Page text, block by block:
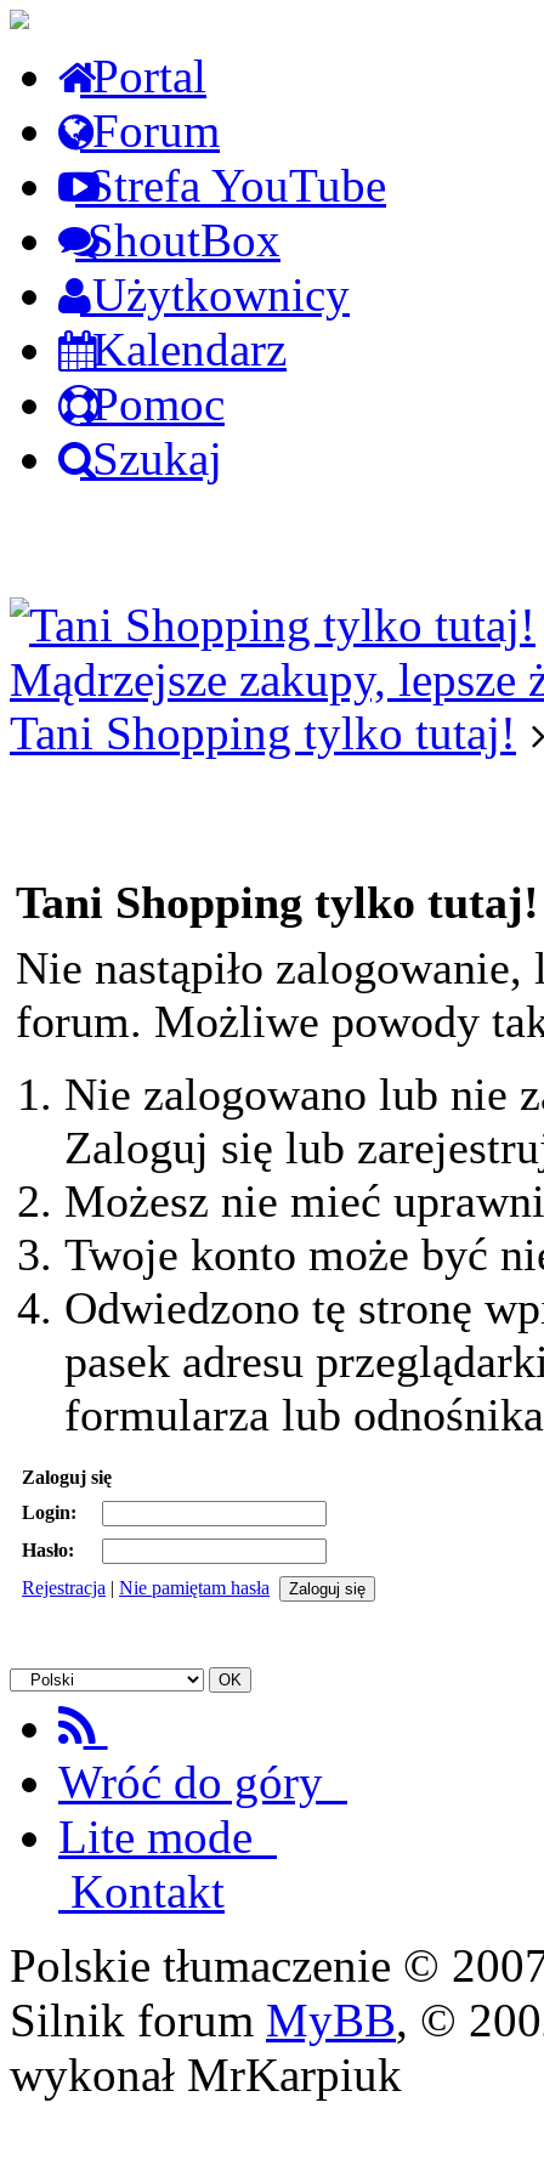
Portal
Forum
Strefa YouTube
ShoutBox
Użytkownicy
Kalendarz
Pomoc
Szukaj
Mądrzejsze zakupy, lepsze
Tani Shopping tylko tutaj!
Tani Shopping tylko tutaj!
Nie nastąpiło
forum. Możliwe powody
Nie zalogowano lub nie
Zaloguj się lub
Możesz nie mieć
Twoje konto może być
Odwiedzono tę stronę
pasek adresu
formularza lub
Zaloguj się
Login:
Hasło:
Rejestracja | Nie pamiętam hasła
Wróć do góry
Lite mode
Kontakt
Polskie tłumaczenie ©
Silnik forum MyBB, ©
wykonał MrKarpiuk